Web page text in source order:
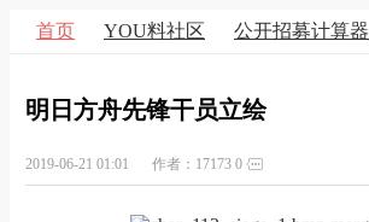
首页 YOU料社区 公开招募计算器
明日方舟先锋干员立绘
2019-06-21 01:01 作者：17173 0